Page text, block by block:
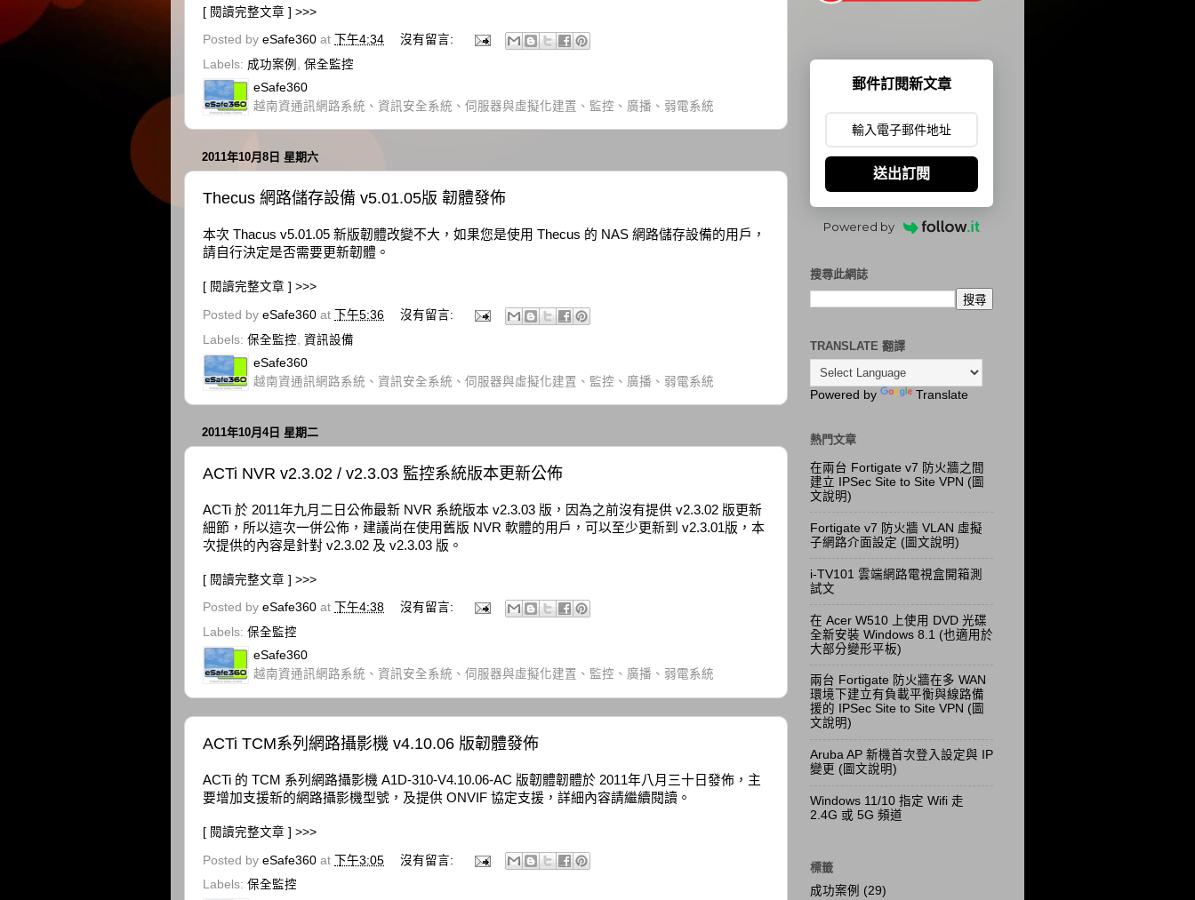
[ 閱讀完整文章 ] >>>
Posted by eSafe360 at 下午4:34
沒有留言:
Labels: 成功案例 , 保全監控
eSafe360
越南資通訊網路系統、資訊安全系統、伺服器與虛擬化建置、監控、廣播、弱電系統
2011年10月8日 星期六
Thecus 網路儲存設備 v5.01.05版 韌體發佈
本次 Thacus v5.01.05 新版韌體改變不大，如果您是使用 Thecus 的 NAS 網路儲存設備的用戶，
請自行決定是否需要更新韌體。
[ 閱讀完整文章 ] >>>
Posted by eSafe360 at 下午5:36
沒有留言:
Labels: 保全監控 資訊設備
eSafe360
越南資通訊網路系統、資訊安全系統、伺服器與虛擬化建置、監控、廣播、弱電系統
2011年10月4日 星期二
ACTi NVR v2.3.02 / v2.3.03 監控系統版本更新公佈
ACTi 於 2011年九月二日公佈最新 NVR 系統版本 v2.3.03 版，因為之前沒有提供 v2.3.02 版更新
細節，所以這次一併公佈，建議尚在使用舊版 NVR 軟體的用戶，可以至少更新到 v2.3.01版，本
次提供的內容是針對 v2.3.02 及 v2.3.03 版。
[ 閱讀完整文章 ] >>>
Posted by eSafe360 at 下午4:38
沒有留言:
Labels: 保全監控
eSafe360
越南資通訊網路系統、資訊安全系統、伺服器與虛擬化建置、監控、廣播、弱電系統
ACTi TCM系列網路攝影機 v4.10.06 版韌體發佈
ACTi 的 TCM 系列網路攝影機 A1D-310-V4.10.06-AC 版韌體韌體於 2011年八月三十日發佈，主
要增加支援新的網路攝影機型號，及提供 ONVIF 協定支援，詳細內容請繼續閱讀。
[ 閱讀完整文章 ] >>>
Posted by eSafe360 at 下午3:05
沒有留言:
Labels: 保全監控
郵件訂閱新文章
送出訂閱
Powered by
搜尋此網誌
TRANSLATE 翻譯
Powered by Translate
熱門文章
在兩台 Fortigate v7 防火牆之間
建立 IPSec Site to Site VPN (圖
文說明)
Fortigate v7 防火牆 VLAN 虛擬
子網路介面設定 (圖文說明)
i-TV101 雲端網路電視盒開箱測
試文
在 Acer W510 上使用 DVD 光碟
全新安裝 Windows 8.1 (也適用於
大部分變形平板)
兩台 Fortigate 防火牆在多 WAN
環境下建立有負載平衡與線路備
援的 IPSec Site to Site VPN (圖
文說明)
Aruba AP 新機首次登入設定與 IP
變更 (圖文說明)
Windows 11/10 指定 Wifi 走
2.4G 或 5G 頻道
標籤
成功案例 (29)